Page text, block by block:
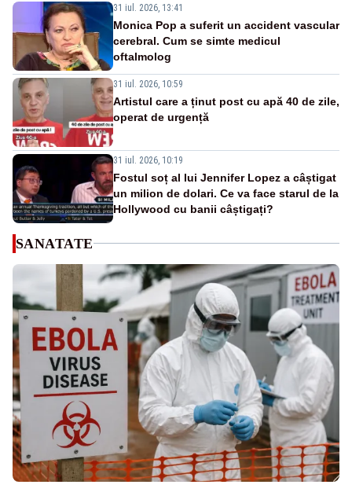
31 iul. 2026, 13:41
Monica Pop a suferit un accident vascular
cerebral. Cum se simte medicul
oftalmolog
31 iul. 2026, 10:59
Artistul care a ținut post cu apă 40 de zile,
operat de urgență
31 iul. 2026, 10:19
Fostul soț al lui Jennifer Lopez a câștigat
un milion de dolari. Ce va face starul de la
Hollywood cu banii câștigați?
SANATATE